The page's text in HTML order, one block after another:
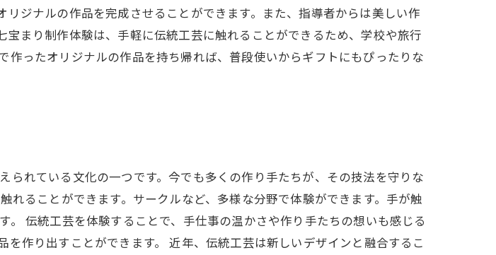
ジナルの作品を完成させることができます。また、指導者からは美しい作
まり制作体験は、手軽に伝統工芸に触れることができるため、学校や旅行
ったオリジナルの作品を持ち帰れば、普段使いからギフトにもぴったりな
れている文化の一つです。今でも多くの作り手たちが、その技法を守りな
ることができます。サークルなど、多様な分野で体験ができます。手が触
伝統工芸を体験することで、手仕事の温かさや作り手たちの想いも感じる
作り出すことができます。 近年、伝統工芸は新しいデザインと融合するこ